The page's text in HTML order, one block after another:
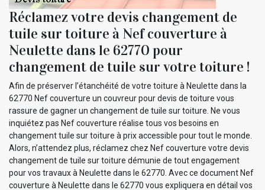
Réclamez votre devis changement de
tuile sur toiture à Nef couverture à
Neulette dans le 62770 pour
changement de tuile sur votre toiture !
Afin de préserver l’étanchéité de votre toiture à Neulette dans la
62770 Nef couverture un couvreur pour devis de toiture vous
rassure de gagner un changement de tuile sur toiture. Ne vous
inquiétez pas Nef couverture réalise tous vos besoins en
changement tuile sur toiture à prix accessible pour tout le monde.
Alors, n’attendez plus, réclamez chez Nef couverture votre devis
changement de tuile sur toiture démunie de tout engagement
pour vos travaux à Neulette dans le 62770. Avec ce document Nef
couverture à Neulette dans le 62770 vous expliquera en détail vos